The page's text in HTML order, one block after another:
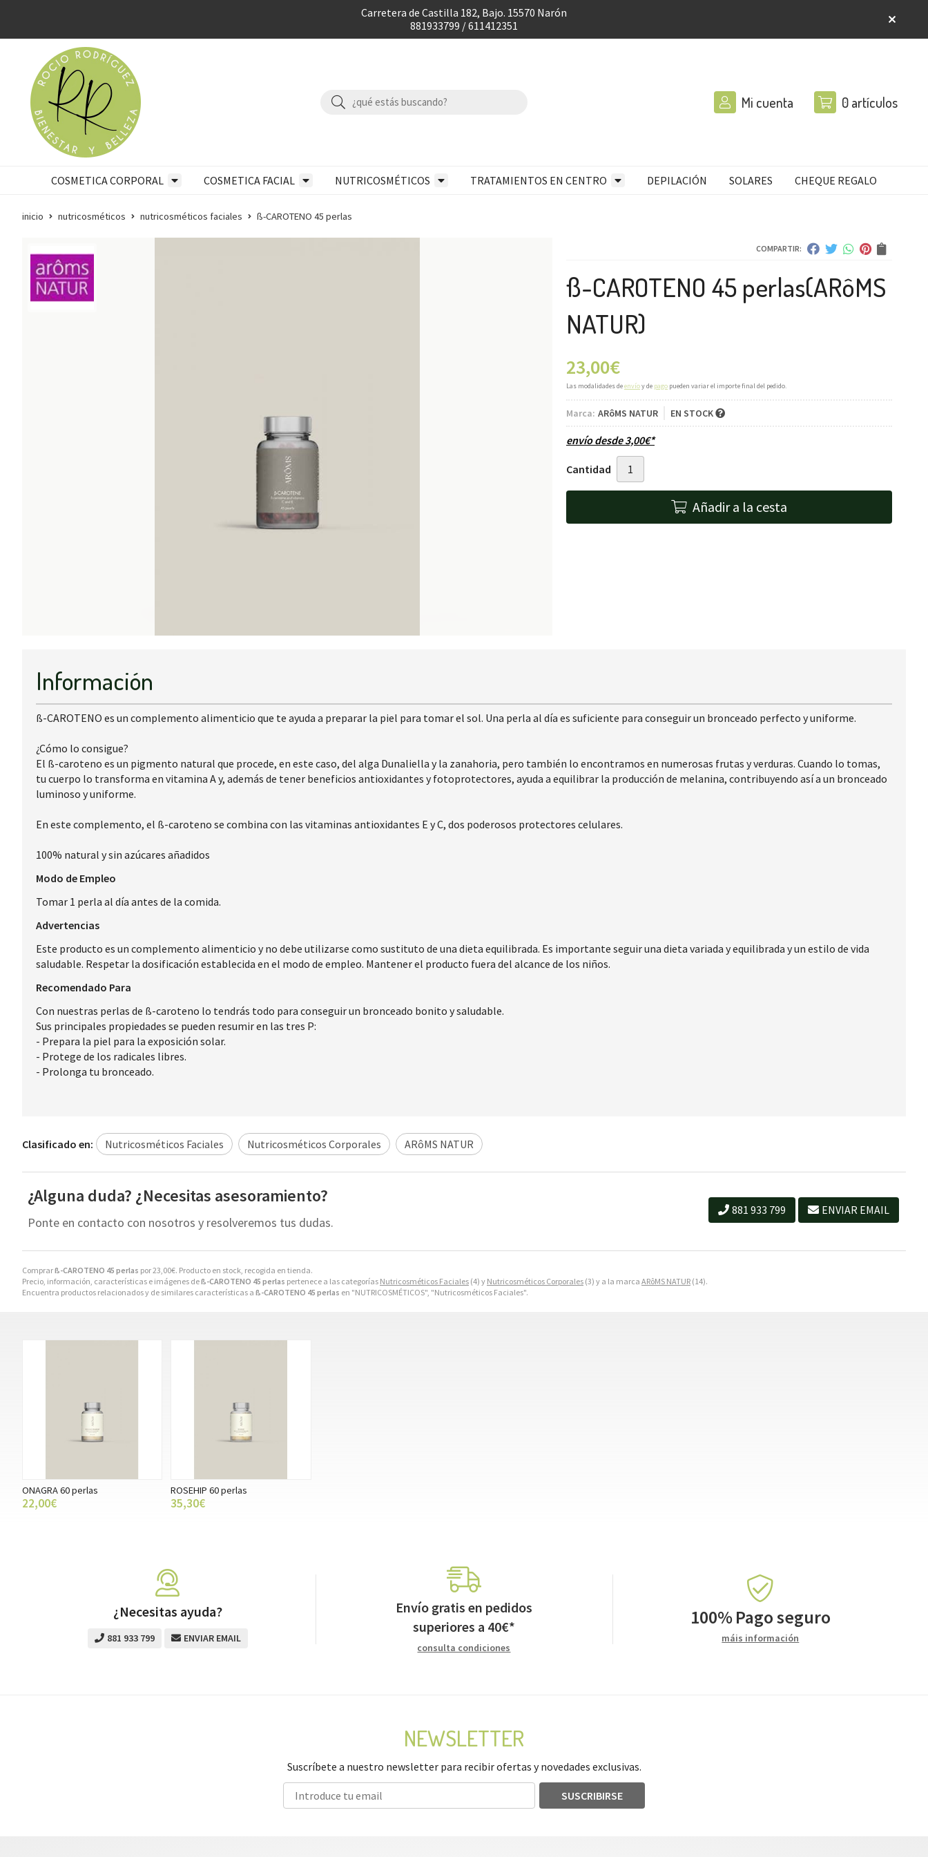
Carretera de Castilla 182, Bajo. 15570 Narón
881933799 / 611412351
Mi cuenta 0artículos
COSMETICA CORPORAL COSMETICA FACIAL NUTRICOSMÉTICOS TRATAMIENTOS EN CENTRO DEPILACIÓN SOLARES CHEQUE REGALO
inicio nutricosméticos nutricosméticos faciales ß-CAROTENO 45 perlas
COMPARTIR:
ß-CAROTENO 45 perlas(ARôMS
NATUR)
23,00€
Las modalidades deenvíoy de pago pueden variar el importe final del pedido.
Marca: ARôMS NATUR EN STOCK
envío desde3,00€*
Cantidad
Añadir a la cesta
Comprarß-CAROTENO 45 perlas por23,00€. Producto en stock, recogida en tienda.
Precio, información, características e imágenes deß-CAROTENO 45 perlas pertenece a las categorías Nutricosméticos Faciales (4) y Nutricosméticos Corporales (3) y a la marca ARôMS NATUR (14).
Encuentra productos relacionados y de similares características a ß-CAROTENO 45 perlas en "NUTRICOSMÉTICOS", "Nutricosméticos Faciales".
Información
ß-CAROTENO es un complemento alimenticio que te ayuda a preparar la piel para tomar el sol. Una perla al día es suficiente para conseguir un bronceado perfecto y uniforme.
¿Cómo lo consigue?
El ß-caroteno es un pigmento natural que procede, en este caso, del alga Dunaliella y la zanahoria, pero también lo encontramos en numerosas frutas y verduras. Cuando lo tomas,
tu cuerpo lo transforma en vitamina A y, además de tener beneficios antioxidantes y fotoprotectores, ayuda a equilibrar la producción de melanina, contribuyendo así a un bronceado
luminoso y uniforme.
En este complemento, el ß-caroteno se combina con las vitaminas antioxidantes E y C, dos poderosos protectores celulares.
100% natural y sin azúcares añadidos
Modo de Empleo
Tomar 1 perla al día antes de la comida.
Advertencias
Este producto es un complemento alimenticio y no debe utilizarse como sustituto de una dieta equilibrada. Es importante seguir una dieta variada y equilibrada y un estilo de vida
saludable. Respetar la dosificación establecida en el modo de empleo. Mantener el producto fuera del alcance de los niños.
Recomendado Para
Con nuestras perlas de ß-caroteno lo tendrás todo para conseguir un bronceado bonito y saludable.
Sus principales propiedades se pueden resumir en las tres P:
- Prepara la piel para la exposición solar.
- Protege de los radicales libres.
- Prolonga tu bronceado.
Clasificado en: Nutricosméticos Faciales Nutricosméticos Corporales ARôMS NATUR
¿Alguna duda? ¿Necesitas asesoramiento?
Ponte en contacto con nosotros y resolveremos tus dudas.
881 933 799 ENVIAR EMAIL
ONAGRA 60 perlas
22,00€
ROSEHIP 60 perlas
35,30€
¿Necesitas ayuda?
881 933 799 ENVIAR EMAIL
Envío gratis en pedidos
superiores a 40€*
consulta condiciones
100%Pago seguro
máis información
NEWSLETTER
Suscríbete a nuestro newsletter para recibir ofertas y novedades exclusivas.
SUSCRIBIRSE